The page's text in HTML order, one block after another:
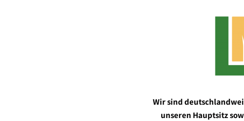
Wir sind
unseren Hauptsitz